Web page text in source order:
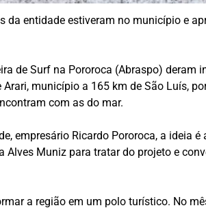
da entidade estiveram no município e
de Surf na Pororoca (Abraspo)
Arari, município a 165 km de São Luís,
com as do mar.
empresário Ricardo Pororoca, a ideia
Muniz para tratar do projeto e
a região em um polo turístico. No